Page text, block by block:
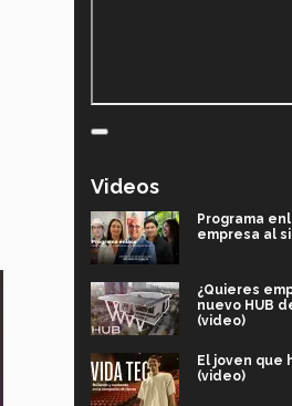
Videos
Programa
empresa al
¿Quieres
nuevo HUB
(video)
El joven que
(video)